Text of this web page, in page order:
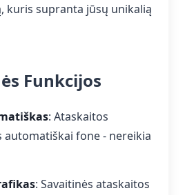
kuris supranta jūsų unikalią
Funkcijos
: Ataskaitos
automatiškai fone - nereikia
: Savaitinės ataskaitos